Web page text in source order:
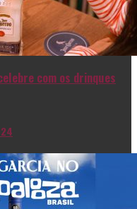
com os drinques